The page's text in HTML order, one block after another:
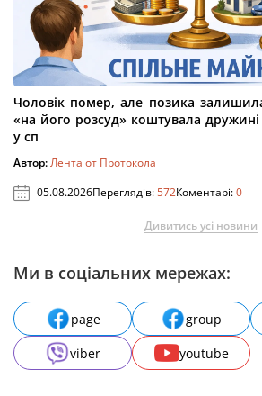
Чоловік помер, але позика
«на його розсуд» коштувала
у сп
Автор:Лента от Протокола
05.08.2026Переглядів:572Коментарі:0
Дивитись усі новини
Ми в соціальних мережах:
page group
viber
youtube